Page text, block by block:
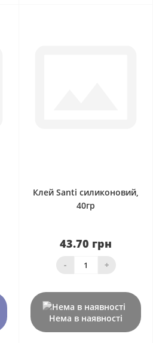
Клей Santi силиконовий,
40гр
43.70 грн
- +
Нема в наявності